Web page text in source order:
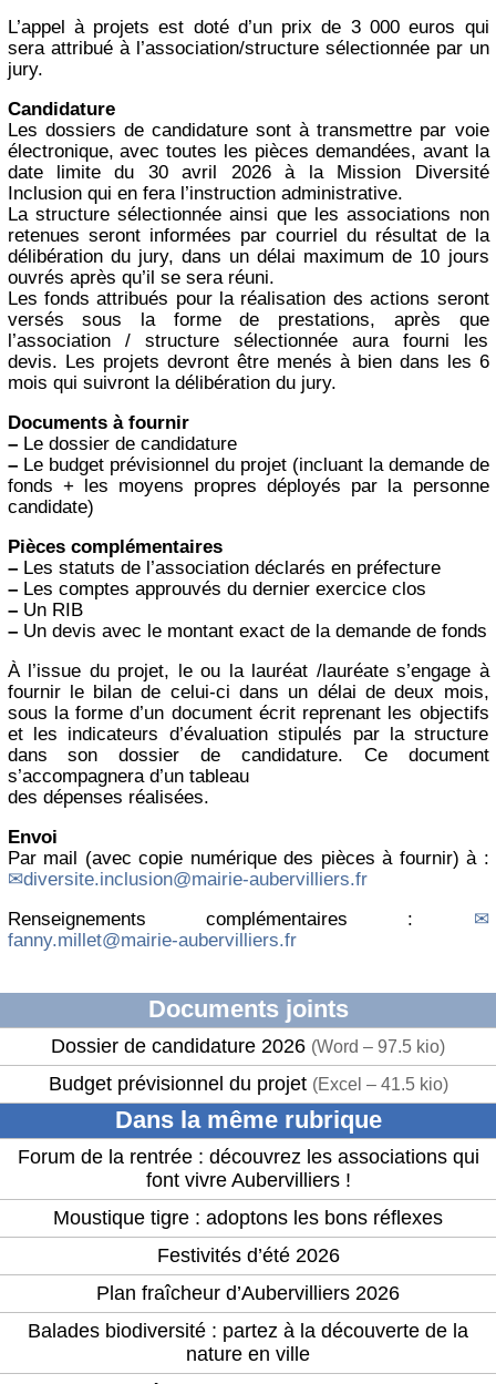
L’appel à projets est doté d’un prix de 3 000 euros qui
sera attribué à l’association/structure sélectionnée par un
jury.
Candidature
Les dossiers de candidature sont à transmettre par voie
électronique, avec toutes les pièces demandées, avant la
date limite du 30 avril 2026 à la Mission Diversité
Inclusion qui en fera l’instruction administrative.
La structure sélectionnée ainsi que les associations non
retenues seront informées par courriel du résultat de la
délibération du jury, dans un délai maximum de 10 jours
ouvrés après qu’il se sera réuni.
Les fonds attribués pour la réalisation des actions seront
versés sous la forme de prestations, après que
l’association / structure sélectionnée aura fourni les
devis. Les projets devront être menés à bien dans les 6
mois qui suivront la délibération du jury.
Documents à fournir
–Le dossier de candidature
–Le budget prévisionnel du projet (incluant la demande de
fonds + les moyens propres déployés par la personne
candidate)
Pièces complémentaires
–Les statuts de l’association déclarés en préfecture
–Les comptes approuvés du dernier exercice clos
–Un RIB
–Un devis avec le montant exact de la demande de fonds
À l’issue du projet, le ou la lauréat /lauréate s’engage à
fournir le bilan de celui-ci dans un délai de deux mois,
sous la forme d’un document écrit reprenant les objectifs
et les indicateurs d’évaluation stipulés par la structure
dans son dossier de candidature. Ce document
s’accompagnera d’un tableau
des dépenses réalisées.
Envoi
Par mail (avec copie numérique des pièces à fournir) à :
diversite.inclusion@mairie-aubervilliers.fr
Renseignements complémentaires :
fanny.millet@mairie-aubervilliers.fr
Documents joints
Dossier de candidature 2026 (Word – 97.5 kio)
Budget prévisionnel du projet (Excel – 41.5 kio)
Dans la même rubrique
Forum de la rentrée : découvrez les associations qui
font vivre Aubervilliers !
Moustique tigre : adoptons les bons réflexes
Festivités d’été 2026
Plan fraîcheur d’Aubervilliers 2026
Balades biodiversité : partez à la découverte de la
nature en ville